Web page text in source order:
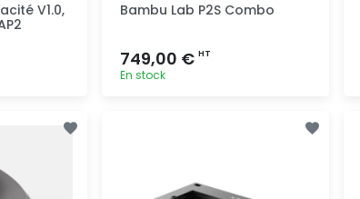
V1.0,
Bambu Lab P2S Combo
749,00 €HT
En stock